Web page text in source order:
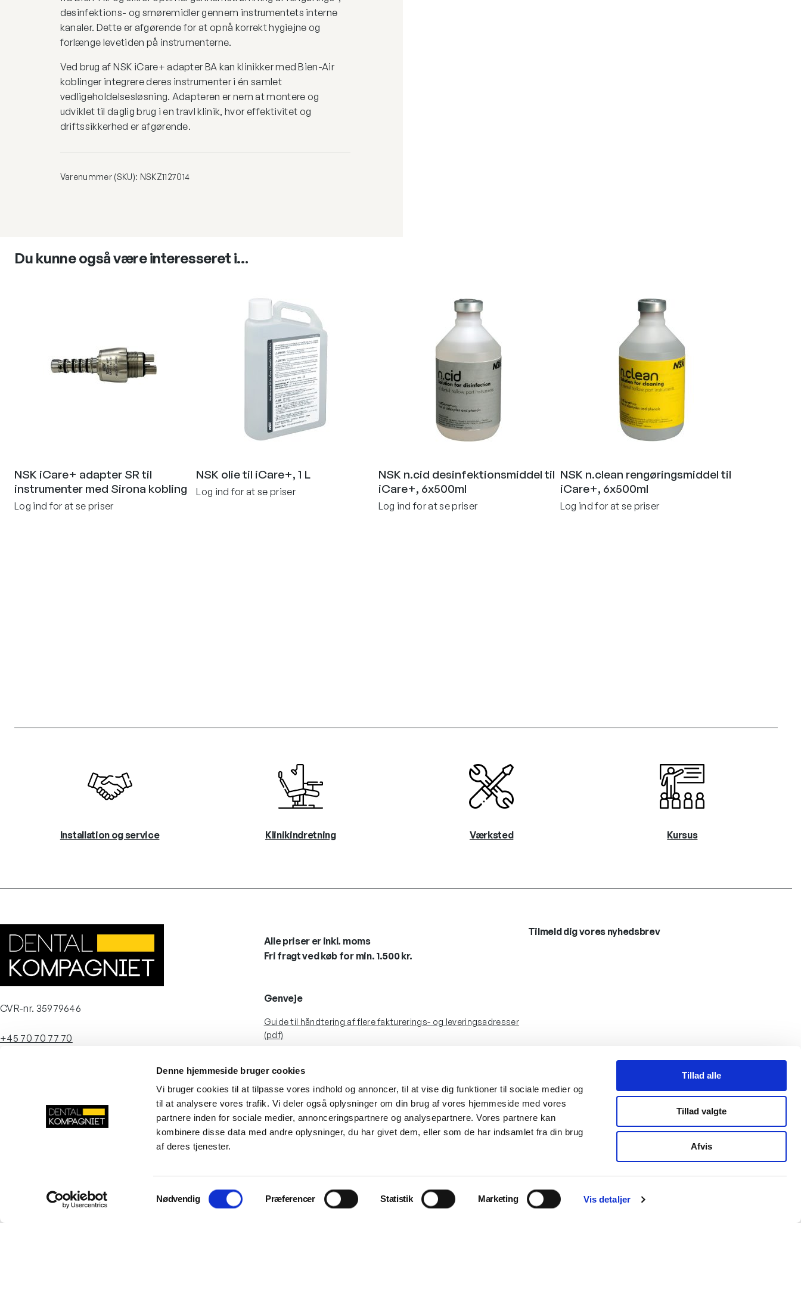
Denne hjemmeside bruger cookies
Vi bruger cookies til at tilpasse vores indhold og annoncer, til at vise dig funktioner til sociale medier og
til at analysere vores trafik. Vi deler også oplysninger om din brug af vores hjemmeside med vores
partnere inden for sociale medier, annonceringspartnere og analysepartnere. Vores partnere kan
kombinere disse data med andre oplysninger, du har givet dem, eller som de har indsamlet fra din brug
af deres tjenester.
Samtykkevalg
Nødvendig Præferencer Statistik Marketing Vis detaljer
Tillad alle
Tillad valgte
Afvis
desinfektions- og smøremidler gennem instrumentets interne
kanaler. Dette er afgørende for at opnå korrekt hygiejne og
forlænge levetiden på instrumenterne.
Ved brug af NSK iCare+ adapter BA kan klinikker med Bien-Air
koblinger integrere deres instrumenter i én samlet
vedligeholdelsesløsning. Adapteren er nem at montere og
udviklet til daglig brug i en travl klinik, hvor effektivitet og
driftssikkerhed er afgørende.
Varenummer (SKU): NSKZ1127014
Du kunne også være interesseret i…
NSK iCare+ adapter SR til
instrumenter med Sirona kobling
Log ind for at se priser
NSK olie til iCare+, 1 L
Log ind for at se priser
NSK n.cid desinfektionsmiddel til
iCare+, 6x500ml
Log ind for at se priser
NSK n.clean rengøringsmiddel til
iCare+, 6x500ml
Log ind for at se priser
Installation og service Klinikindretning Værksted Kursus
CVR-nr. 35979646
+45 70 70 77 70
Lucernemarken 8
Ringsted
Tinvej 8B
4100 Ringsted
Danmark
Alle priser er inkl. moms
Fri fragt ved køb for min. 1.500 kr.
Genveje
Guide til håndtering af flere fakturerings- og leveringsadresser
(pdf)
Tilmeld dig vores nyhedsbrev